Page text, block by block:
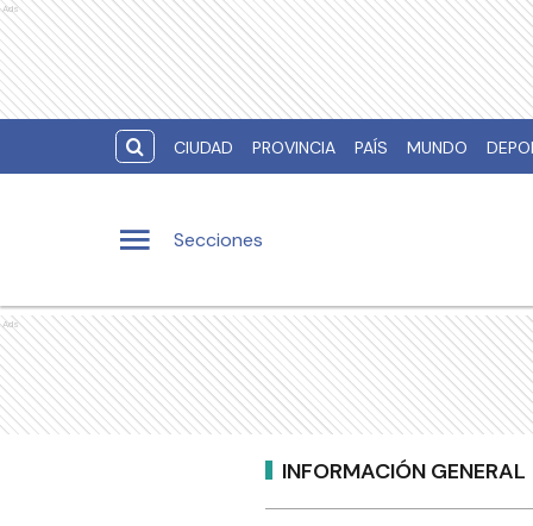
Ads
CIUDAD PROVINCIA PAÍS MUNDO
Secciones
Ads
INFORMACIÓN GENERAL